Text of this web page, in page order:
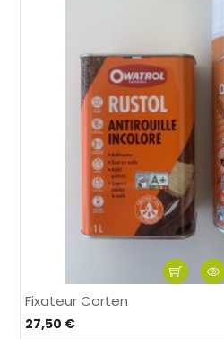
Fixateur Corten
27,50 €